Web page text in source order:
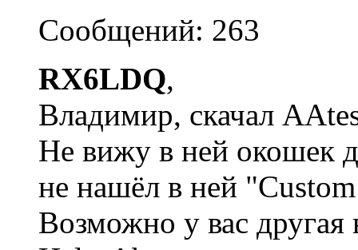
Сообщений: 263
RX6LDQ,
Владимир, скачал
Не вижу в ней окошек
не нашёл в ней
Возможно у вас другая